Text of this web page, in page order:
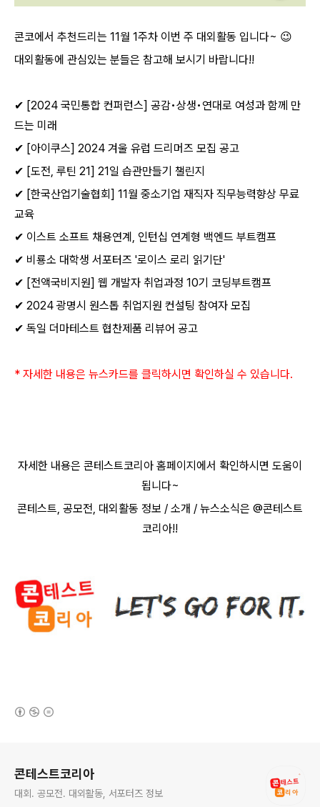
콘코에서 추천드리는 11월 1주차 이번 주 대외활동 입니다~ 😉
대외활동에 관심있는 분들은 참고해 보시기 바랍니다!!
✔ [2024 국민통합 컨퍼런스] 공감•상생•연대로 여성과 함께 만
드는 미래
✔ [아이쿠스] 2024 겨울 유럽 드리머즈 모집 공고
✔ [도전, 루틴 21] 21일 습관만들기 챌린지
✔ [한국산업기술협회] 11월 중소기업 재직자 직무능력향상 무료
교육
✔ 이스트 소프트 채용연계, 인턴십 연계형 백엔드 부트캠프
✔ 비룡소 대학생 서포터즈 '로이스 로리 읽기단'
✔ [전액국비지원] 웹 개발자 취업과정 10기 코딩부트캠프
✔ 2024광명시 원스톱 취업지원 컨설팅 참여자 모집
✔ 독일 더마테스트 협찬제품 리뷰어 공고
* 자세한 내용은 뉴스카드를 클릭하시면 확인하실 수 있습니다.
자세한 내용은 콘테스트코리아 홈페이지에서 확인하시면 도움이
됩니다~​
콘테스트, 공모전, 대외활동 정보 / 소개 / 뉴스소식은 @콘테스트
코리아!!
콘테스트코리아
대회. 공모전. 대외활동, 서포터즈 정보